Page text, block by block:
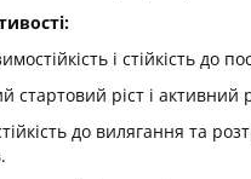
і стійкість до
стартовий ріст і активний
до вилягання та